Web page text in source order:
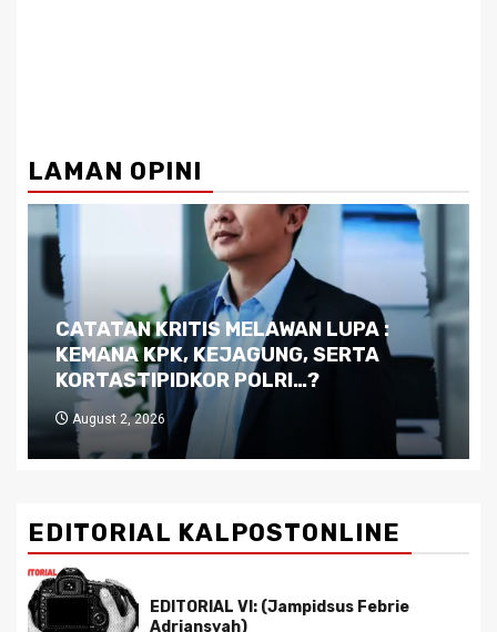
LAMAN OPINI
Dilema Kaltim di Tengah Krisis:
Kutukan Sumber Daya Alam dan
Pemimpin yang Tak Kreatif
July 29, 2026
EDITORIAL KALPOSTONLINE
EDITORIAL VI: (Jampidsus Febrie
Adriansyah)